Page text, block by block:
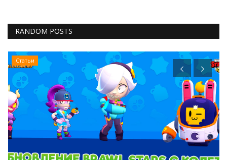
RANDOM POSTS
Статьи